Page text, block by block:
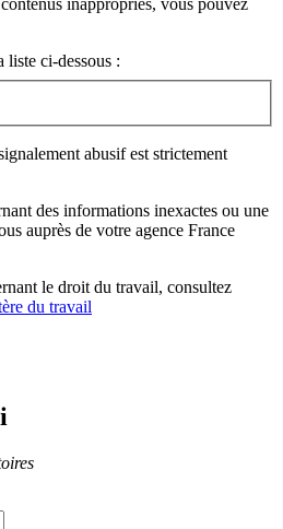
liste ci-dessous :
abusif est strictement
des informations inexactes ou une
auprès de votre agence France
le droit du travail, consultez
du travail